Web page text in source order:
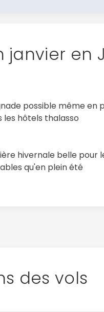
janvier en
possible même en
les hôtels thalasso
hivernale belle pour
qu'en plein été
des vols